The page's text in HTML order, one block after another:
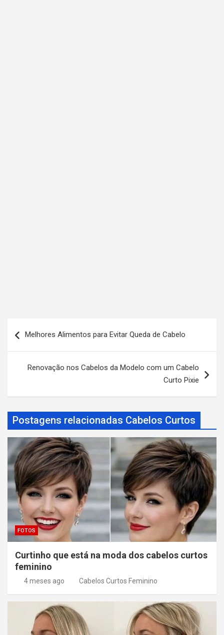
ç
ã
o
d
e
P
o
s
Melhores Alimentos para Evitar Queda de Cabelo
Renovação nos Cabelos da Modelo com um Cabelo
Curto Pixie
Postagens relacionadas Cabelos Curtos
FOTOS
Curtinho que está na moda dos cabelos curtos
feminino
4 meses ago Cabelos Curtos Feminino